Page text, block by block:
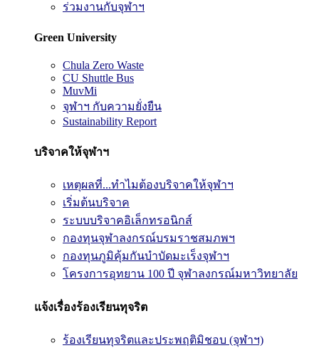
ร่วมงานกับจุฬาฯ
Green University
Chula Zero Waste
CU Shuttle Bus
MuvMi
จุฬาฯ กับความยั่งยืน
Sustainability Report
บริจาคให้จุฬาฯ
เหตุผลที่...ทำไมต้องบริจาคให้จุฬาฯ
เริ่มต้นบริจาค
ระบบบริจาคอิเล็กทรอนิกส์
กองทุนจุฬาลงกรณ์บรมราชสมภพฯ
กองทุนภูมิคุ้มกันบำบัดมะเร็งจุฬาฯ
โครงการอุทยาน 100 ปี จุฬาลงกรณ์มหาวิทยาลัย
แจ้งเรื่องร้องเรียนทุจริต
ร้องเรียนทุจริตและประพฤติมิชอบ (จุฬาฯ)